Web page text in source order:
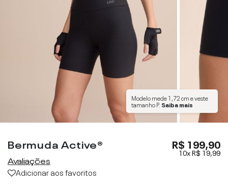
Modelo mede1,72 cme veste
tamanhoP. Saiba mais
Bermuda Active®
Avaliações
Adicionar aos favoritos
R$ 199,90
10xR$ 19,99